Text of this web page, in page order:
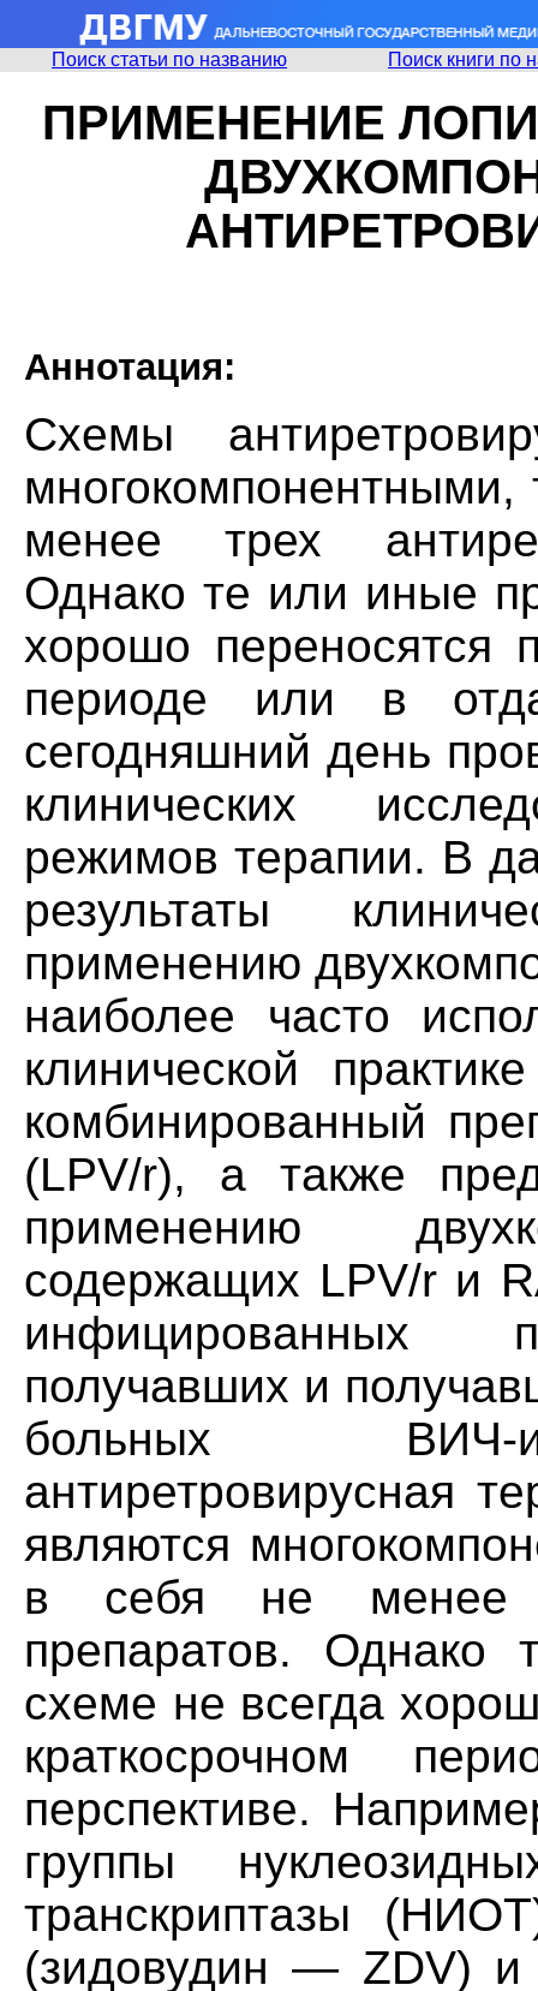
Поиск статьи по названию Поиск книги по
ПРИМЕНЕНИЕ
Аннотация:
Схемы
менее трех
Однако те или иные
хорошо переносятся
периоде или в
сегодняшний день
клинических
режимов терапии. В
результаты
применению
наиболее часто
клинической
комбинированный
(LPV/r), а также
применению
содержащих LPV/r и
получавших и
больных ВИЧ-
антиретровирусная
являются
в себя не менее
препаратов.
схеме не всегда
краткосрочном
перспективе.
группы
транскриптазы
(зидовудин — ZDV) и